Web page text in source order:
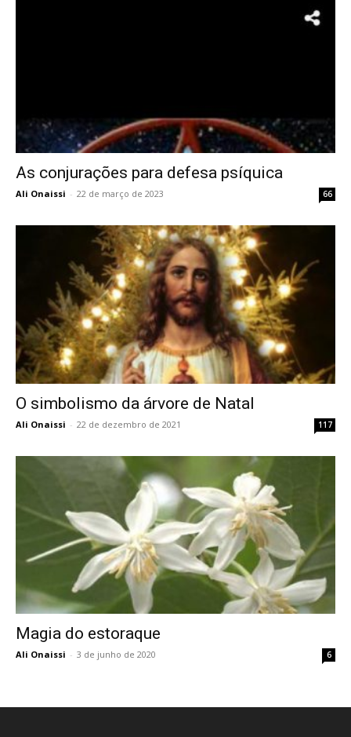
As conjurações para defesa psíquica
Ali Onaissi - 22 de março de 2023 66
O simbolismo da árvore de Natal
Ali Onaissi - 22 de dezembro de 2021 117
Magia do estoraque
Ali Onaissi - 3 de junho de 2020 6